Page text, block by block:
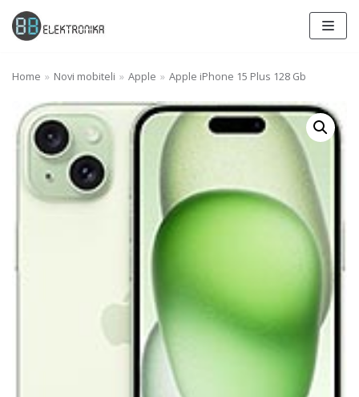
Skip
to
Home » Novi mobiteli » Apple » Apple iPhone 15 Plus 128 Gb